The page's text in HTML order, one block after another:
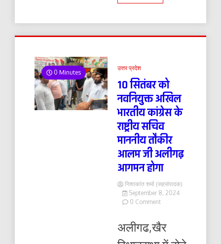
0 Minutes
उत्तर प्रदेश
10 सितंबर को
नवनियुक्त अखिल
भारतीय कांग्रेस के
राष्ट्रीय सचिव
माननीय तौकीर
आलम जी अलीगढ़
आगमन होगा
निशाकांत शर्मा (सहसंपादक)
September 8, 2024
0 Commenton
को
नवनियुक्त
अलीगढ,खैर